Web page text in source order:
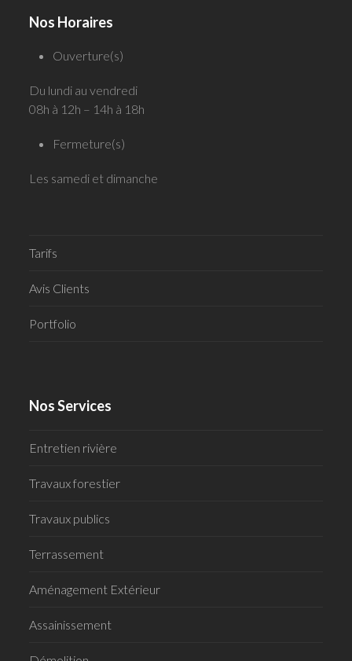
Nos Horaires
Ouverture(s)
Du lundi au vendredi
08h à 12h – 14h à 18h
Fermeture(s)
Les samedi et dimanche
Tarifs
Avis Clients
Portfolio
Nos Services
Entretien rivière
Travaux forestier
Travaux publics
Terrassement
Aménagement Extérieur
Assainissement